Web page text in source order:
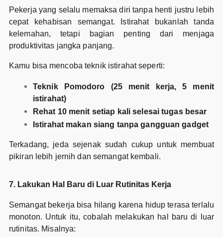
Pekerja yang selalu memaksa diri tanpa henti justru lebih
cepat kehabisan semangat. Istirahat bukanlah tanda
kelemahan, tetapi bagian penting dari menjaga
produktivitas jangka panjang.
Kamu bisa mencoba teknik istirahat seperti:
Teknik Pomodoro (25 menit kerja, 5 menit
istirahat)
Rehat 10 menit setiap kali selesai tugas besar
Istirahat makan siang tanpa gangguan gadget
Terkadang, jeda sejenak sudah cukup untuk membuat
pikiran lebih jernih dan semangat kembali.
7. Lakukan Hal Baru di Luar Rutinitas Kerja
Semangat bekerja bisa hilang karena hidup terasa terlalu
monoton. Untuk itu, cobalah melakukan hal baru di luar
rutinitas. Misalnya: